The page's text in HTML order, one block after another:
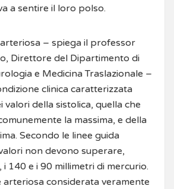
a sentire il loro polso.
arteriosa – spiega il professor
Direttore del Dipartimento di
e Medicina Traslazionale –
clinica caratterizzata
valori della sistolica, quella che
la massima, e della
Secondo le linee guida
non devono superare,
140 e i 90 millimetri di mercurio.
arteriosa considerata veramente